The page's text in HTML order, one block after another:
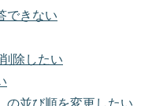
できない
除したい
の並び順を変更したい